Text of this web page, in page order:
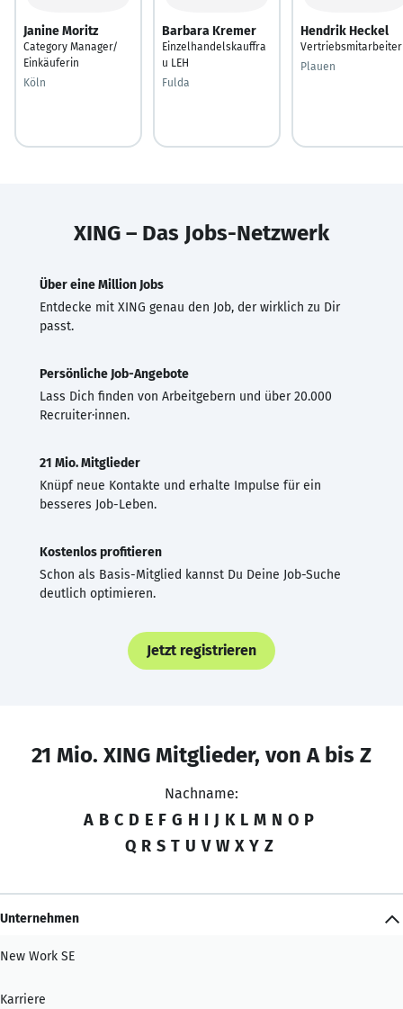
Janine Moritz
Category Manager/
Einkäuferin
Köln
Barbara Kremer
Einzelhandelskauffra
u LEH
Fulda
Hendrik Heckel
Vertriebsmitarbeiter
Plauen
XING – Das Jobs-Netzwerk
Über eine Million Jobs
Entdecke mit XING genau den Job, der wirklich zu Dir
passt.
Persönliche Job-Angebote
Lass Dich finden von Arbeitgebern und über 20.000
Recruiter·innen.
21 Mio. Mitglieder
Knüpf neue Kontakte und erhalte Impulse für ein
besseres Job-Leben.
Kostenlos profitieren
Schon als Basis-Mitglied kannst Du Deine Job-Suche
deutlich optimieren.
Jetzt registrieren
21 Mio. XING Mitglieder, von A bis Z
Nachname:
A B C D E F G H I J K L M N O P
Q R S T U V W X Y Z
Unternehmen
New Work SE
Karriere